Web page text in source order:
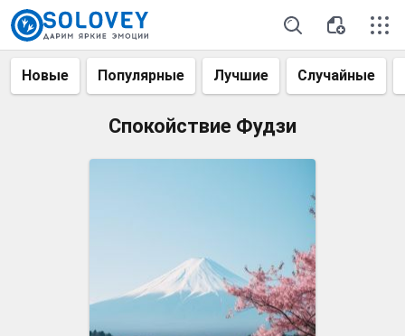
Новые Популярные Лучшие Случайные
Спокойствие Фудзи